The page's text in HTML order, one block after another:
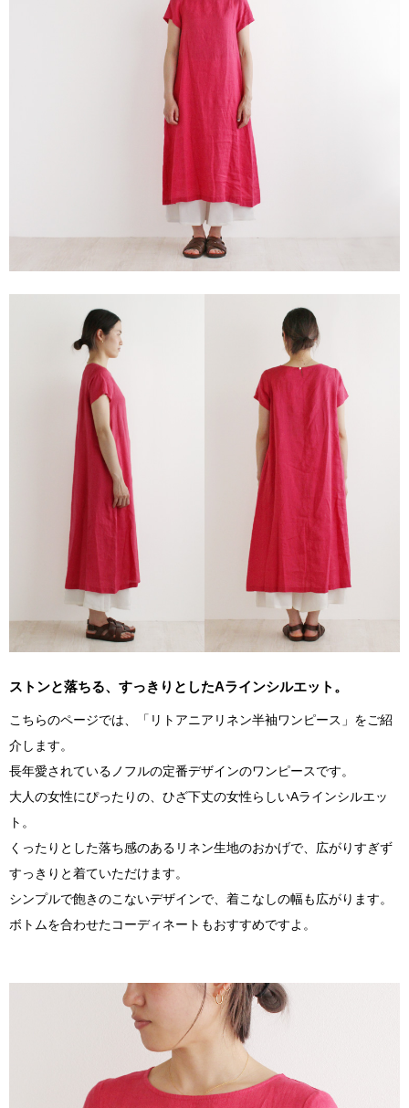
ストンと落ちる、すっきりとしたAラインシルエット。
こちらのページでは、「リトアニアリネン半袖ワンピース」をご紹
介します。
長年愛されているノフルの定番デザインのワンピースです。
大人の女性にぴったりの、ひざ下丈の女性らしいAラインシルエッ
ト。
くったりとした落ち感のあるリネン生地のおかげで、広がりすぎず
すっきりと着ていただけます。
シンプルで飽きのこないデザインで、着こなしの幅も広がります。
ボトムを合わせたコーディネートもおすすめですよ。